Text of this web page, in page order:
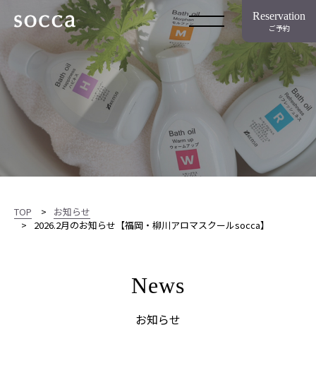
Reservation
ご予約
TOP
お知らせ
2026.2月のお知らせ【福岡・柳川アロマスクールsocca】
News
お知らせ